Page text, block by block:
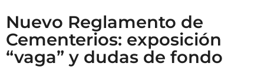
Nuevo Reglamento de
Cementerios: exposición
“vaga” y dudas de fondo